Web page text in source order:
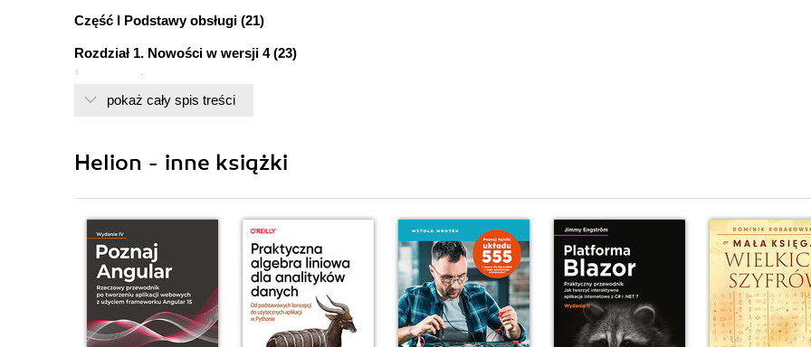
Część I Podstawy obsługi (21)
Rozdział 1. Nowości w wersji 4 (23)
Najważniejsze ulepszenia (23)
Co dalej? (36)
Pierwsze czynności (37)
Interfejs programu Poser 4 (38)
Ważne witryny internetowe (61)
Co dalej? (62)
Rozdział 3. Ustawianie postaci (63)
Dostrzegać więcej (63)
Podstawowe pozycje (64)
Kształtowanie postaci ludzkiej (74)
Kształtowanie z użyciem deformatorów (79)
pokaż cały spis treści
Helion - inne książki